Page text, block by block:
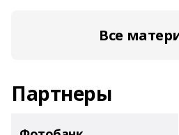
Все
Партнеры